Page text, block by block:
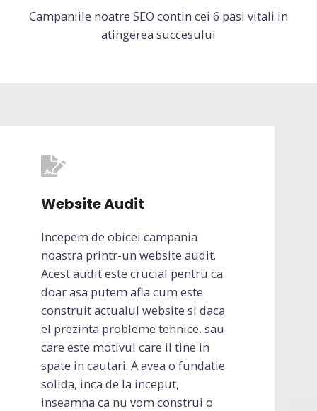
Campaniile noatre SEO contin cei 6 pasi vitali in
atingerea succesului
Website Audit
Incepem de obicei campania
noastra printr-un website audit.
Acest audit este crucial pentru ca
doar asa putem afla cum este
construit actualul website si daca
el prezinta probleme tehnice, sau
care este motivul care il tine in
spate in cautari. A avea o fundatie
solida, inca de la inceput,
inseamna ca nu vom construi o